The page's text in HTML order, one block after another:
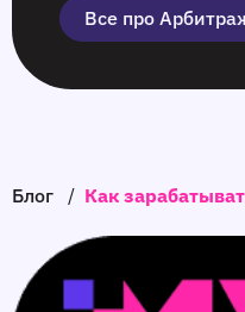
Все про
Блог / Как